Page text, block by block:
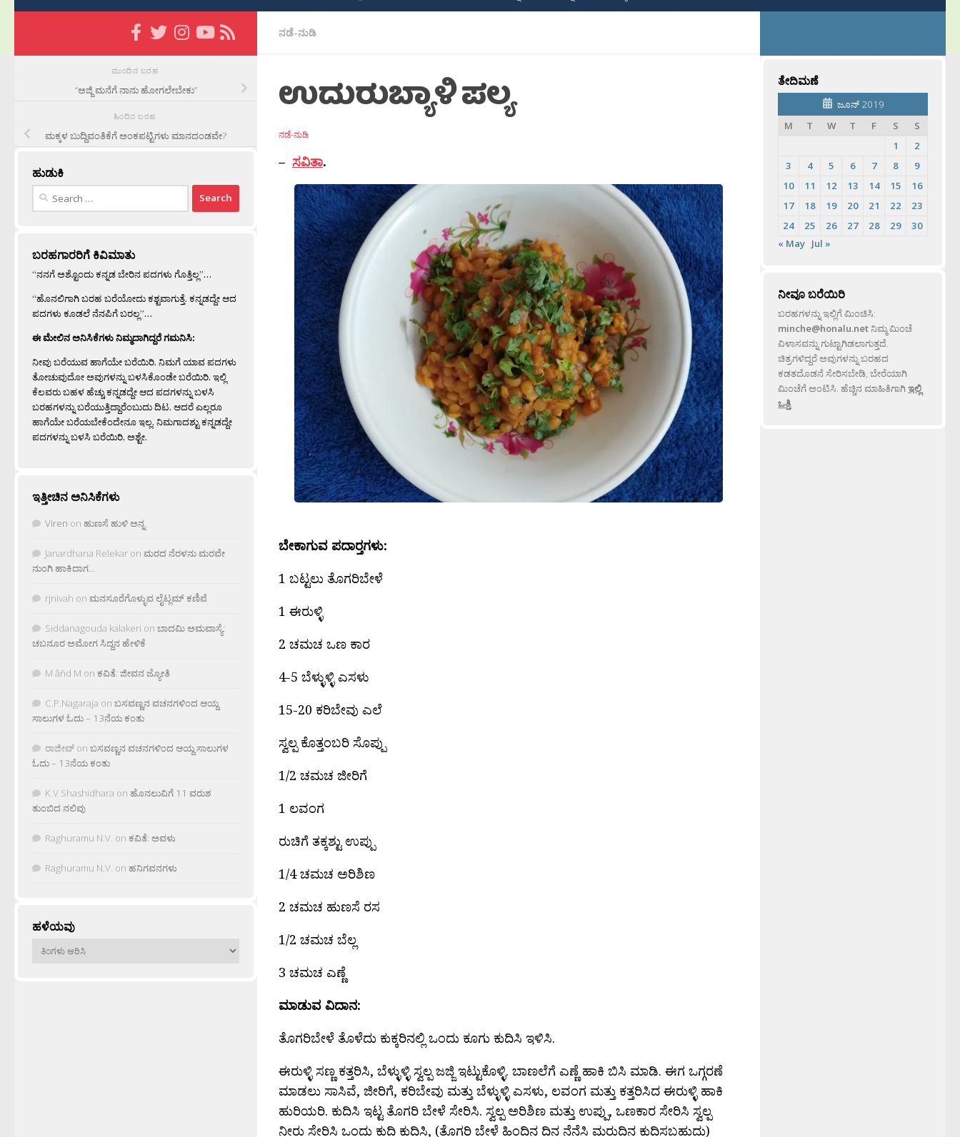
ನಡೆ-ನುಡಿ
ಉದುರುಬ್ಯಾಳಿ ಪಲ್ಯ
ನಡೆ-ನುಡಿ
– ಸವಿತಾ.
ಬೇಕಾಗುವ ಪದಾರ‍್ತಗಳು:
1 ಬಟ್ಟಲು ತೊಗರಿಬೇಳೆ
1 ಈರುಳ್ಳಿ
2 ಚಮಚ ಒಣ ಕಾರ
4-5 ಬೆಳ್ಳುಳ್ಳಿ ಎಸಳು
15-20 ಕರಿಬೇವು ಎಲೆ
ಸ್ವಲ್ಪ ಕೊತ್ತಂಬರಿ ಸೊಪ್ಪು
1/2 ಚಮಚ ಜೀರಿಗೆ
1 ಲವಂಗ
ರುಚಿಗೆ ತಕ್ಕಶ್ಟು ಉಪ್ಪು
1/4 ಚಮಚ ಅರಿಶಿಣ
2 ಚಮಚ ಹುಣಸೆ ರಸ
1/2 ಚಮಚ ಬೆಲ್ಲ
3 ಚಮಚ ಎಣ್ಣೆ
ಮಾಡುವ ವಿದಾನ:
ತೊಗರಿಬೇಳೆ ತೊಳೆದು ಕುಕ್ಕರಿನಲ್ಲಿ ಒಂದು ಕೂಗು ಕುದಿಸಿ ಇಳಿಸಿ.
ಈರುಳ್ಳಿ ಸಣ್ಣ ಕತ್ತರಿಸಿ, ಬೆಳ್ಳುಳ್ಳಿ ಸ್ವಲ್ಪ ಜಜ್ಜಿ ಇಟ್ಟುಕೊಳ್ಳಿ. ಬಾಣಲೆಗೆ ಎಣ್ಣೆ ಹಾಕಿ ಬಿಸಿ ಮಾಡಿ. ಈಗ ಒಗ್ಗರಣೆ
ಮಾಡಲು ಸಾಸಿವೆ, ಜೀರಿಗೆ, ಕರಿಬೇವು ಮತ್ತು ಬೆಳ್ಳುಳ್ಳಿ ಎಸಳು, ಲವಂಗ ಮತ್ತು ಕತ್ತರಿಸಿದ ಈರುಳ್ಳಿ ಹಾಕಿ
ಹುರಿಯರಿ. ಕುದಿಸಿ ಇಟ್ಟ ತೊಗರಿ ಬೇಳೆ ಸೇರಿಸಿ. ಸ್ವಲ್ಪ ಅರಿಶಿಣ ಮತ್ತು ಉಪ್ಪು, ಒಣಕಾರ ಸೇರಿಸಿ ಸ್ವಲ್ಪ
ನೀರು ಸೇರಿಸಿ ಒಂದು ಕುದಿ ಕುದಿಸಿ, (ತೊಗರಿ ಬೇಳೆ ಹಿಂದಿನ ದಿನ ನೆನೆಸಿ ಮರುದಿನ ಕುದಿಸಬಹುದು)
ಮುಂದಿನ ಬರಹ
“ಅಜ್ಜಿ ಮನೆಗೆ ನಾನು ಹೋಗಲೇಬೇಕು”
ಹಿಂದಿನ ಬರಹ
ಮಕ್ಕಳ ಬುದ್ದಿವಂತಿಕೆಗೆ ಅಂಕಪಟ್ಟಿಗಳು ಮಾನದಂಡವೇ?
ಹುಡುಕಿ
Search
ಬರಹಗಾರರಿಗೆ ಕಿವಿಮಾತು
“ನನಗೆ ಅಶ್ಟೊಂದು ಕನ್ನಡ ಬೇರಿನ ಪದಗಳು ಗೊತ್ತಿಲ್ಲ”…
“ಹೊನಲಿಗಾಗಿ ಬರಹ ಬರೆಯೋದು ಕಶ್ಟವಾಗುತ್ತೆ. ಕನ್ನಡದ್ದೇ ಆದ
ಪದಗಳು ಕೂಡಲೆ ನೆನಪಿಗೆ ಬರಲ್ಲ”…
ಈ ಮೇಲಿನ ಅನಿಸಿಕೆಗಳು ನಿಮ್ಮದಾಗಿದ್ದರೆ ಗಮನಿಸಿ:
ನೀವು ಬರೆಯುವ ಹಾಗೆಯೇ ಬರೆಯಿರಿ. ನಿಮಗೆ ಯಾವ ಪದಗಳು
ತೋಚುವುದೋ ಅವುಗಳನ್ನು ಬಳಸಿಕೊಂಡೇ ಬರೆಯಿರಿ. ಇಲ್ಲಿ
ಕೆಲವರು ಬಹಳ ಹೆಚ್ಚು ಕನ್ನಡದ್ದೇ ಆದ ಪದಗಳನ್ನು ಬಳಸಿ
ಬರಹಗಳನ್ನು ಬರೆಯುತ್ತಿದ್ದಾರೆಂಬುದು ದಿಟ. ಆದರೆ ಎಲ್ಲರೂ
ಹಾಗೆಯೇ ಬರೆಯಬೇಕೆಂದೇನೂ ಇಲ್ಲ. ನಿಮಗಾದಶ್ಟು ಕನ್ನಡದ್ದೇ
ಪದಗಳನ್ನು ಬಳಸಿ ಬರೆಯಿರಿ, ಅಶ್ಟೇ.
ಇತ್ತೀಚಿನ ಅನಿಸಿಕೆಗಳು
Viren on ಹುಣಸೆ ಹುಳಿ ಅನ್ನ
Janardhana Relekar on ಮರದ ನೆರಳನು ಮರವೇ
ನುಂಗಿ ಹಾಕಿದಾಗ…
rjnivah on ಮನಸೂರೆಗೊಳ್ಳುವ ಲೈಟ್ಲಮ್ ಕಣಿವೆ
Siddanagouda kalakeri on ಬಾದಮಿ ಅಮವಾಸ್ಯೆ:
ಚಬನೂರ ಅಮೋಗ ಸಿದ್ದನ ಹೇಳಿಕೆ
M âñd M on ಕವಿತೆ: ಜೀವನ ಜ್ಯೋತಿ
C.P.Nagaraja on ಬಸವಣ್ಣನ ವಚನಗಳಿಂದ ಆಯ್ದ
ಸಾಲುಗಳ ಓದು – 13ನೆಯ ಕಂತು
ರಾಜೀವ್ on ಬಸವಣ್ಣನ ವಚನಗಳಿಂದ ಆಯ್ದ ಸಾಲುಗಳ
ಓದು – 13ನೆಯ ಕಂತು
K.V Shashidhara on ಹೊನಲುವಿಗೆ 11 ವರುಶ
ತುಂಬಿದ ನಲಿವು
Raghuramu N.V. on ಕವಿತೆ: ಅವಳು
Raghuramu N.V. on ಹನಿಗವನಗಳು
ಹಳೆಯವು
ಹಳೆಯವು
ತೇದಿಮಣೆ
ಜೂನ್ 2019
M
T W T F S
S
1
2
3
4 5 6 7 8
9
10
11 12 13 14 15
16
17
18 19 20 21 22
23
24
25 26 27 28 29
30
« May Jul »
ನೀವೂ ಬರೆಯಿರಿ
ಬರಹಗಳನ್ನು ಇಲ್ಲಿಗೆ ಮಿಂಚಿಸಿ:
minche@honalu.netನಿಮ್ಮ ಮಿಂಚೆ
ವಿಳಾಸವನ್ನು ಗುಟ್ಟಾಗಿಡಲಾಗುತ್ತದೆ.
ಚಿತ್ರಗಳಿದ್ದರೆ ಅವುಗಳನ್ನು ಬರಹದ
ಕಡತದೊಡನೆ ಸೇರಿಸಬೇಡಿ, ಬೇರೆಯಾಗಿ
ಮಿಂಚೆಗೆ ಅಂಟಿಸಿ. ಹೆಚ್ಚಿನ ಮಾಹಿತಿಗಾಗಿಇಲ್ಲಿ
ಒತ್ತಿ.